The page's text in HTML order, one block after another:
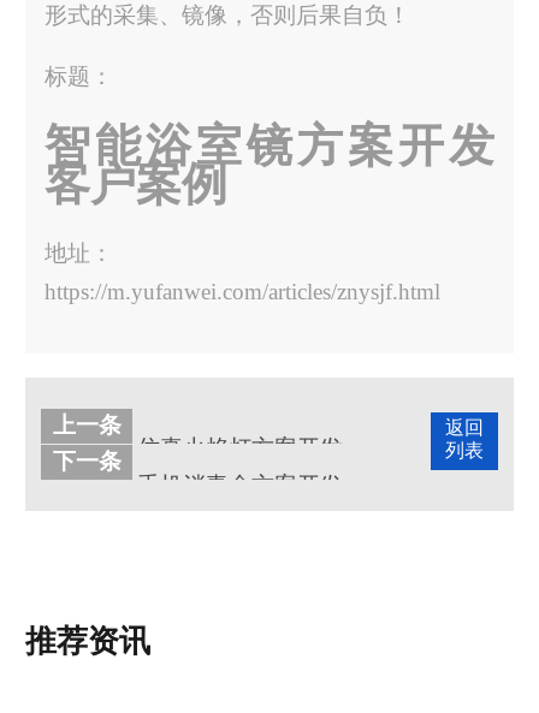
形式的采集、镜像，否则后果自负！
标题：
智能浴室镜方案开发
客户案例
地址：
https://m.yufanwei.com/articles/znysjf.html
返回
列表
上一条
下一条
推荐资讯